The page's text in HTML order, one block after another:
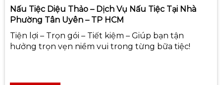
Nấu Tiệc Diệu Thảo – Dịch Vụ Nấu Tiệc Tại Nhà
Phường Tân Uyên – TP HCM
Tiện lợi – Trọn gói – Tiết kiệm – Giúp bạn tận
hưởng trọn vẹn niềm vui trong từng bữa tiệc!